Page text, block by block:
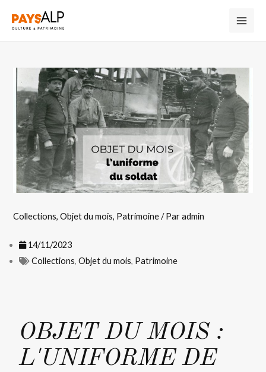
Collections,Objet du mois, Patrimoine/ Paradmin
14/11/2023
Collections,Objet du mois, Patrimoine
OBJET DU MOIS :
L'UNIFORME DE